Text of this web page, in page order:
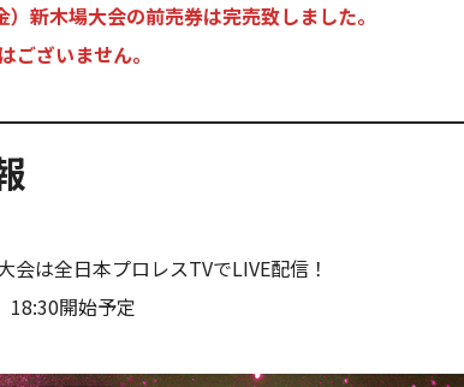
新木場大会の前売券は完売致しました。
ございません。
は全日本プロレスTVでLIVE配信！
18:30開始予定